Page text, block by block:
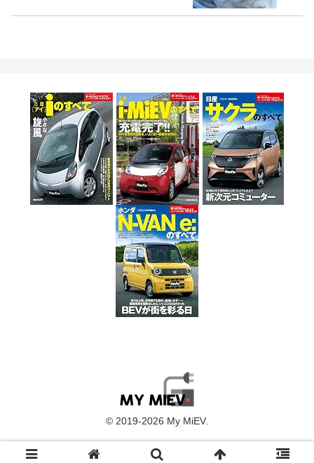
© 2019-2026 My MiEV.